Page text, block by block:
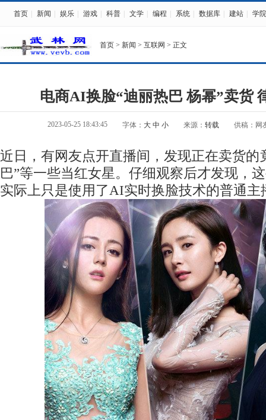
首页 新闻 娱乐 游戏 科普 文学 编程 系统 数据库 建站 学院
首页 > 新闻 > 互联网 > 正文
电商AI换脸“迪丽热巴 杨幂”卖货
2023-05-25 18:43:45 字体： 大 中 小 来源： 转载 供稿：网
近日，有网友点开直播间，发现正在卖货的
巴”等一些当红女星。仔细观察后才发现，
实际上只是使用了AI实时换脸技术的普通主